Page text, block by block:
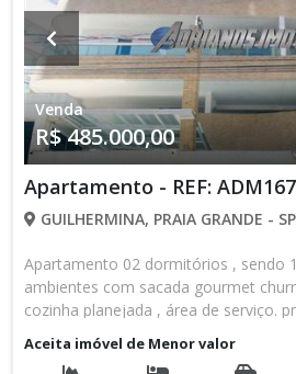
Venda
R$ 485.000,00
Apartamento - REF: ADM167
GUILHERMINA, PRAIA GRANDE - SP
Apartamento 02 dormitórios , sendo
ambientes com sacada gourmet
cozinha planejada , área de serviço.
piscina , salões de jogos e festas .
horas . Localização privilegiada .
Aceita imóvel de Menor valor